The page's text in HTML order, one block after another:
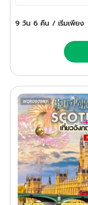
9 วัน 6 คืน / เริ่มเพียง